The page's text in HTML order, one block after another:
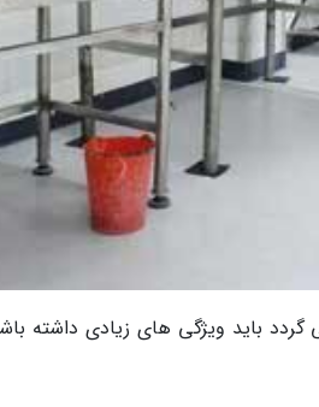
گردد باید ویژگی های زیادی داشته